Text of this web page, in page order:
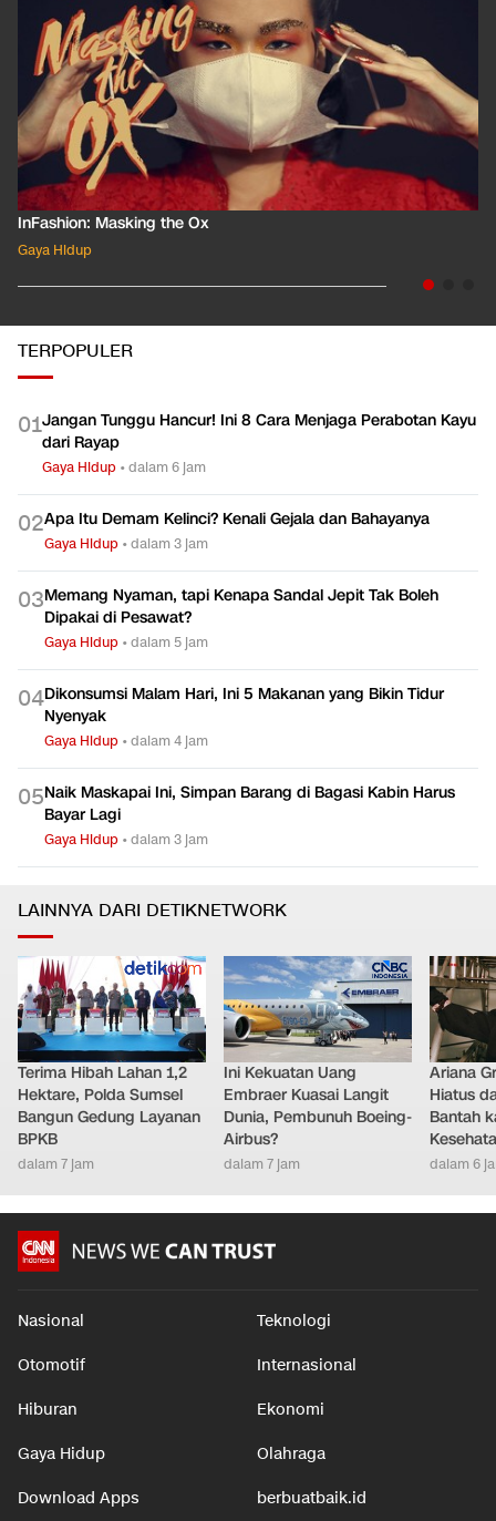
Ox
TERPOPULER
01Jangan Tunggu Hancur! Ini 8 Cara Menjaga Perabotan Kayu
dari Rayap
Gaya Hidup •dalam 6 jam
02Apa Itu Demam Kelinci? Kenali Gejala dan Bahayanya
Gaya Hidup •dalam 3 jam
03Memang Nyaman, tapi Kenapa Sandal Jepit Tak Boleh
Dipakai di Pesawat?
Gaya Hidup •dalam 5 jam
04Dikonsumsi Malam Hari, Ini 5 Makanan yang Bikin Tidur
Nyenyak
Gaya Hidup •dalam 4 jam
05Naik Maskapai Ini, Simpan Barang di Bagasi Kabin Harus
Bayar Lagi
Gaya Hidup •dalam 3 jam
LAINNYA DARI DETIKNETWORK
Terima Hibah Lahan 1,2
Hektare, Polda Sumsel
Bangun Gedung Layanan
BPKB
dalam 7 jam
Ini Kekuatan Uang
Embraer Kuasai Langit
Dunia, Pembunuh Boeing-
Airbus?
dalam 7 jam
Ariana
Hiatus
Bantah
dalam 6
Nasional Teknologi
Otomotif Internasional
Hiburan Ekonomi
Gaya Hidup Olahraga
Download Apps berbuatbaik.id